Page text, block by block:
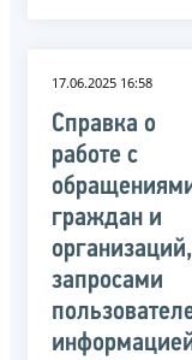
17.06.2025 16:58
Справка о
работе с
граждан и
организаций,
запросами